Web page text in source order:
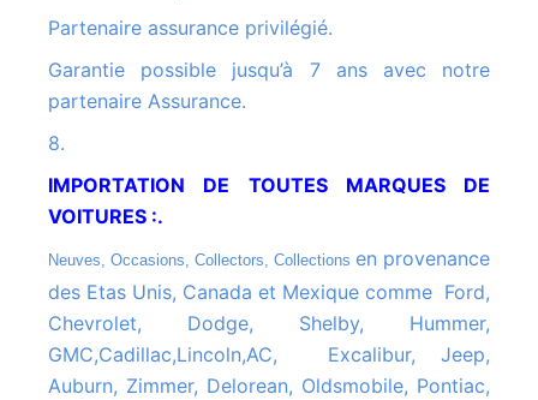
Partenaire assurance privilégié.
Garantie possible jusqu’à 7 ans avec notre
partenaire Assurance.
8.
IMPORTATION DE TOUTES MARQUES DE
VOITURES :.
Neuves, Occasions, Collectors, Collections en provenance
des Etas Unis, Canada et Mexique comme Ford,
Chevrolet, Dodge, Shelby, Hummer,
GMC,Cadillac,Lincoln,AC, Excalibur, Jeep,
Auburn, Zimmer, Delorean, Oldsmobile, Pontiac,